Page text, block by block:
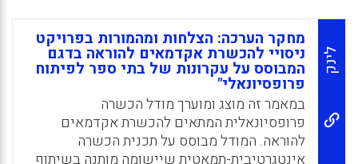
WhatsApp
Facebook
Email
X
בתלמידים מרקע סוציו-אקונומי נמוך, ולסייע להם
לפתח ידע וכישורים אשר יסייעו להם להצטיין
בלימודי התיכון, באקדמיה ובעולם התחרותי של
המאה ה-21. תכנית הפיילוט של KIPP ישראל
יצאה לדרך בקרית ביאליק ותתמקד בתלמידים
מאוכלוסיות מוחלשות, באזור חיפה. חוד החנית
של תכנית חדשנית זו הוא תהליך בקרת האיכות
וההערכה המקצועית, אשר יתבצע בהובלת
לינק
מחקר הערכה: הצלחות ומהמורות בפרויקט
ניסויי להכשרת אקדמאים להוראה בדגם
המבוסס על עקרונות של בתי ספר לפיתוח
פרופסיונאלי"
במאמר זה מוצג ומוערך מודל הכשרה
פרופסיונאלית המתאים להכשרת אקדמאים
להוראה. המודל מבוסס על תכנית הכשרה